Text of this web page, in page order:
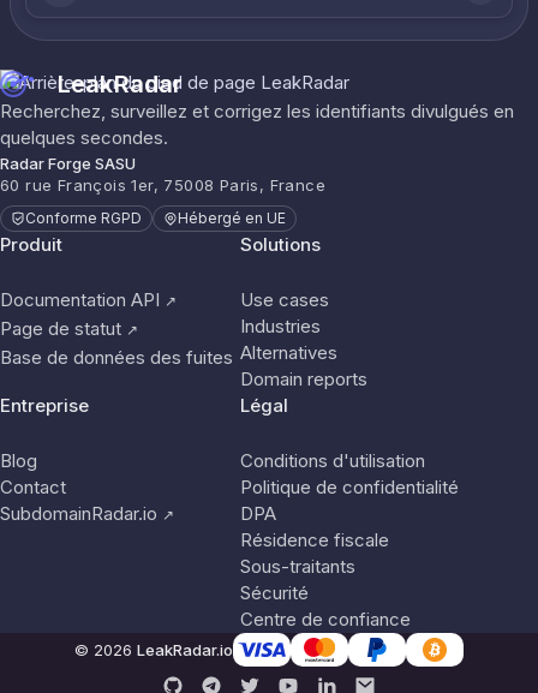
LeakRadar
Recherchez, surveillez et corrigez les identifiants divulgués en
quelques secondes.
Radar Forge SASU
60 rue François 1er, 75008 Paris, France
Conforme RGPD Hébergé en UE
Produit
Documentation API ↗
Page de statut ↗
Base de données des fuites
Solutions
Use cases
Industries
Alternatives
Domain reports
Entreprise
Blog
Contact
SubdomainRadar.io ↗
Légal
Conditions d'utilisation
Politique de confidentialité
DPA
Résidence fiscale
Sous-traitants
Sécurité
Centre de confiance
© 2026 LeakRadar.io